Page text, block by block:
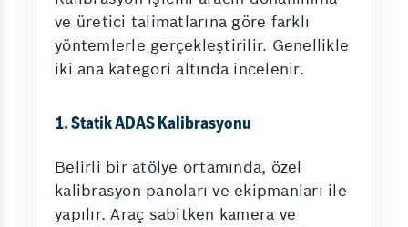
ve üretici talimatlarına göre farklı
yöntemlerle gerçekleştirilir. Genellikle
iki ana kategori altında incelenir.
1. Statik ADAS Kalibrasyonu
Belirli bir atölye ortamında, özel
kalibrasyon panoları ve ekipmanları ile
yapılır. Araç sabitken kamera ve